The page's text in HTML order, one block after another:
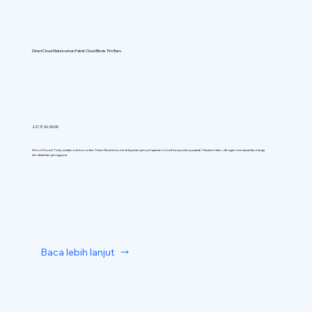
DirectCloud Meluncurkan Paket Cloud Bisnis Tim Baru
22/7/26, 00.00
DirectCloud (Tokyo) akan meluncurkan Team Business untuk layanan penyimpanan cloud korporatnya pada 1 September, dengan menawarkan harga
berdasarkan pengguna.
Baca lebih lanjut